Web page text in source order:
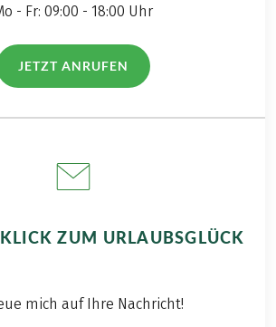
fällig, nicht im Reisepreis
Informationen gemäß
finden Sie hier
- Fr: 09:00 - 18:00 Uhr
JETZT ANRUFEN(LINK ÖFFNET IN NEUEM TAB)
ZUM URLAUBSGLÜCK
mich auf Ihre Nachricht!